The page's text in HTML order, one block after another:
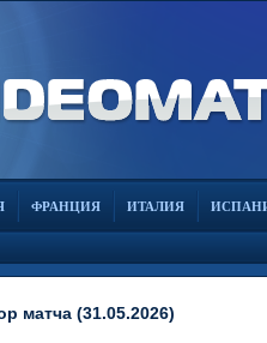
ФРАНЦИЯ ИТАЛИЯ
матча (31.05.2026)